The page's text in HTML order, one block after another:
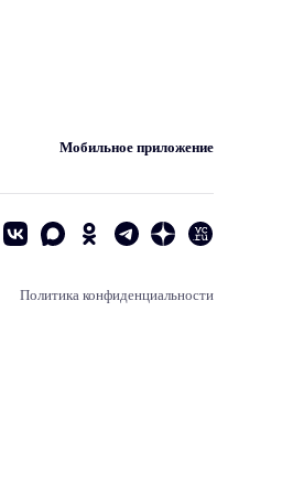
Мобильное приложение
Политика конфиденциальности